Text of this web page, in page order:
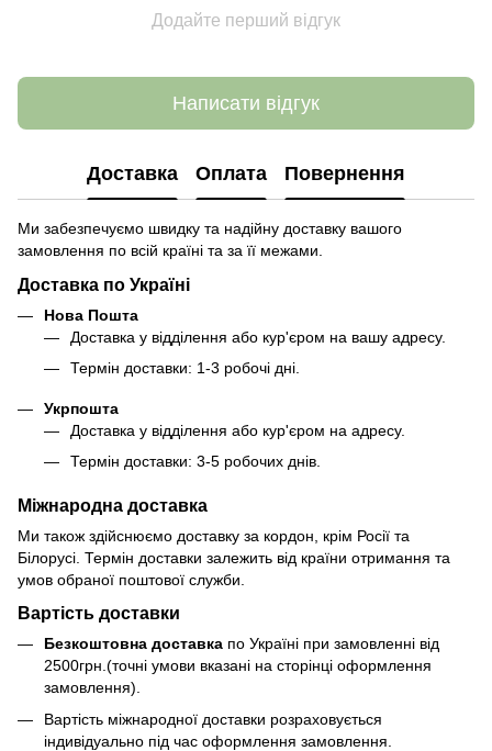
Додайте перший відгук
Написати відгук
Доставка Оплата Повернення
Ми забезпечуємо швидку та надійну доставку вашого
замовлення по всій країні та за її межами.
Доставка по Україні
Нова Пошта
Доставка у відділення або кур'єром на вашу адресу.
Термін доставки: 1-3 робочі дні.
Укрпошта
Доставка у відділення або кур'єром на адресу.
Термін доставки: 3-5 робочих днів.
Міжнародна доставка
Ми також здійснюємо доставку за кордон, крім Росії та
Білорусі. Термін доставки залежить від країни отримання та
умов обраної поштової служби.
Вартість доставки
Безкоштовна доставка по Україні при замовленні від
2500грн.(точні умови вказані на сторінці оформлення
замовлення).
Вартість міжнародної доставки розраховується
індивідуально під час оформлення замовлення.